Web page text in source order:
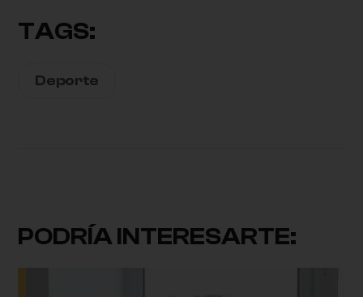
TAGS:
Deporte
PODRÍA INTERESARTE: